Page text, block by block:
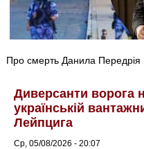
Про смерть Данила Передрія
Диверсанти ворога
українській
Лейпцига
Ср, 05/08/2026 - 20:07